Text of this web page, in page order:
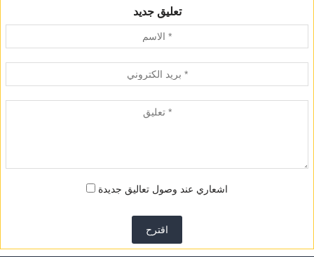
تعليق جديد
اشعاري عند وصول تعاليق جديدة
اقترح